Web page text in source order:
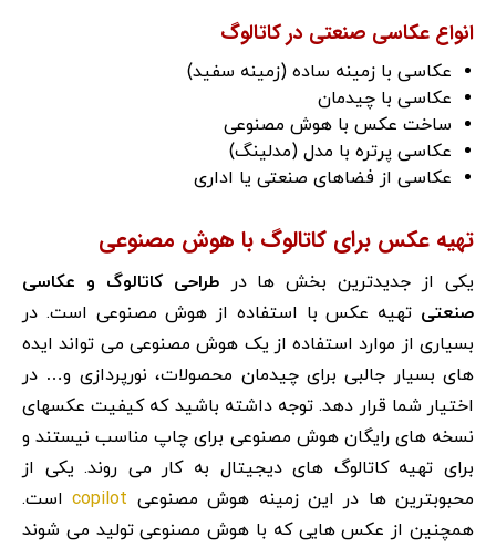
انواع عکاسی صنعتی در کاتالوگ
عکاسی با زمینه ساده (زمینه سفید)
عکاسی با چیدمان
ساخت عکس با هوش مصنوعی
عکاسی پرتره با مدل (مدلینگ)
عکاسی از فضاهای صنعتی یا اداری
تهیه عکس برای کاتالوگ با هوش مصنوعی
یکی از جدیدترین بخش ها در طراحی کاتالوگ و عکاسی
صنعتی تهیه عکس با استفاده از هوش مصنوعی است. در
بسیاری از موارد استفاده از یک هوش مصنوعی می تواند ایده
های بسیار جالبی برای چیدمان محصولات، نورپردازی و… در
اختیار شما قرار دهد. توجه داشته باشید که کیفیت عکسهای
نسخه های رایگان هوش مصنوعی برای چاپ مناسب نیستند و
برای تهیه کاتالوگ های دیجیتال به کار می روند. یکی از
محبوبترین ها در این زمینه هوش مصنوعی copilotاست.
همچنین از عکس هایی که با هوش مصنوعی تولید می شوند